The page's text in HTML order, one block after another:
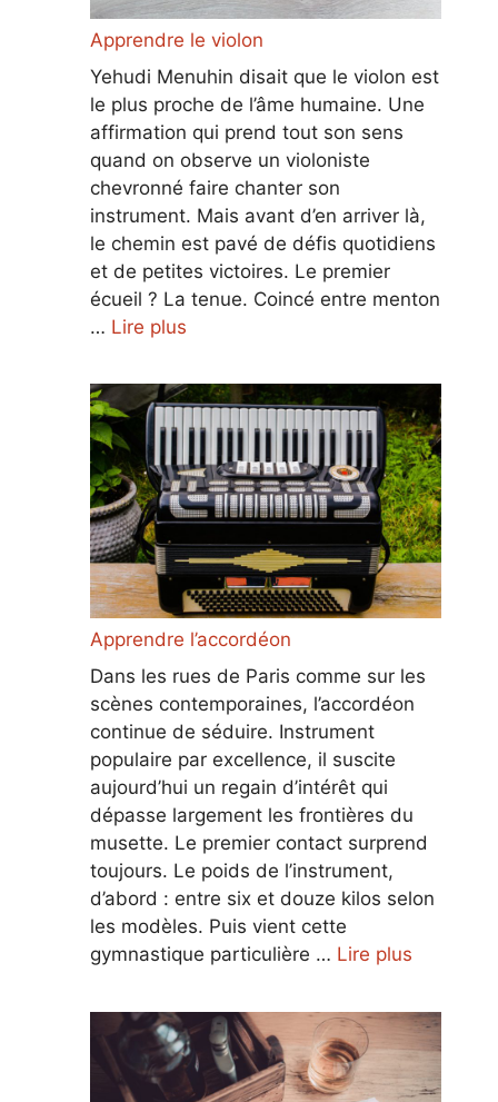
Apprendre le violon
Yehudi Menuhin disait que le violon est
le plus proche de l’âme humaine. Une
affirmation qui prend tout son sens
quand on observe un violoniste
chevronné faire chanter son
instrument. Mais avant d’en arriver là,
le chemin est pavé de défis quotidiens
et de petites victoires. Le premier
écueil ? La tenue. Coincé entre menton
… Lire plus
Apprendre l’accordéon
Dans les rues de Paris comme sur les
scènes contemporaines, l’accordéon
continue de séduire. Instrument
populaire par excellence, il suscite
aujourd’hui un regain d’intérêt qui
dépasse largement les frontières du
musette. Le premier contact surprend
toujours. Le poids de l’instrument,
d’abord : entre six et douze kilos selon
les modèles. Puis vient cette
gymnastique particulière … Lire plus